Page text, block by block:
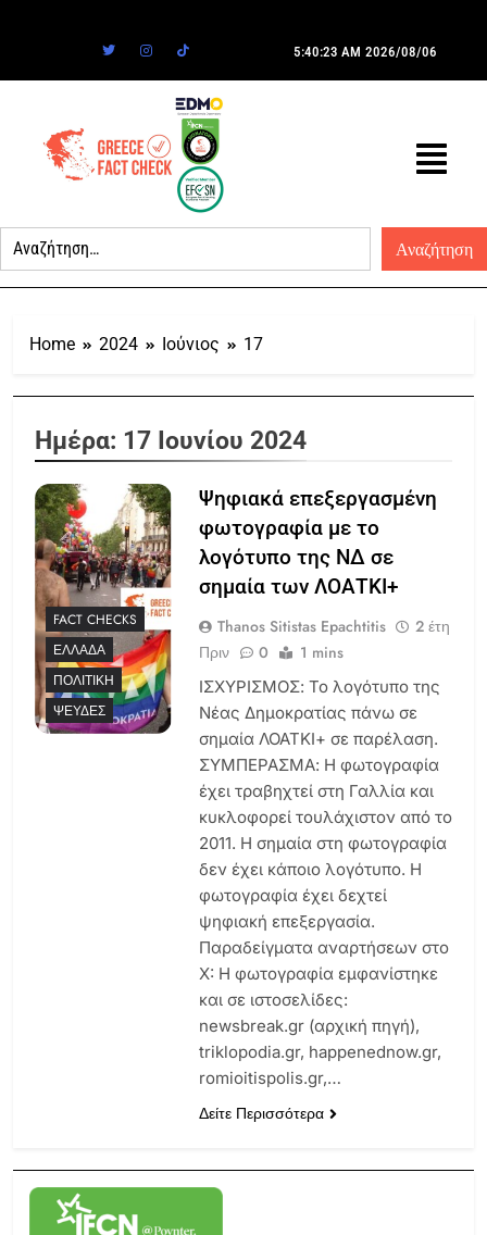
5:40:23 AM 2026/08/06
Home 2024 Ιούνιος 17
Ημέρα: 17 Ιουνίου 2024
FACT CHECKS
ΕΛΛΆΔΑ
ΠΟΛΙΤΙΚΉ
ΨΕΥΔΈΣ
Ψηφιακά επεξεργασμένη
φωτογραφία με το
λογότυπο της ΝΔ σε
σημαία των ΛΟΑΤΚΙ+
Thanos Sitistas Epachtitis
2 έτη
Πριν
0 1 mins
ΙΣΧΥΡΙΣΜΟΣ: Το λογότυπο της
Νέας Δημοκρατίας πάνω σε
σημαία ΛΟΑΤΚΙ+ σε παρέλαση.
ΣΥΜΠΕΡΑΣΜΑ: Η φωτογραφία
έχει τραβηχτεί στη Γαλλία και
κυκλοφορεί τουλάχιστον από το
2011. Η σημαία στη φωτογραφία
δεν έχει κάποιο λογότυπο. Η
φωτογραφία έχει δεχτεί
ψηφιακή επεξεργασία.
Παραδείγματα αναρτήσεων στο
X: Η φωτογραφία εμφανίστηκε
και σε ιστοσελίδες:
newsbreak.gr (αρχική πηγή),
triklopodia.gr, happenednow.gr,
romioitispolis.gr,…
Δείτε Περισσότερα